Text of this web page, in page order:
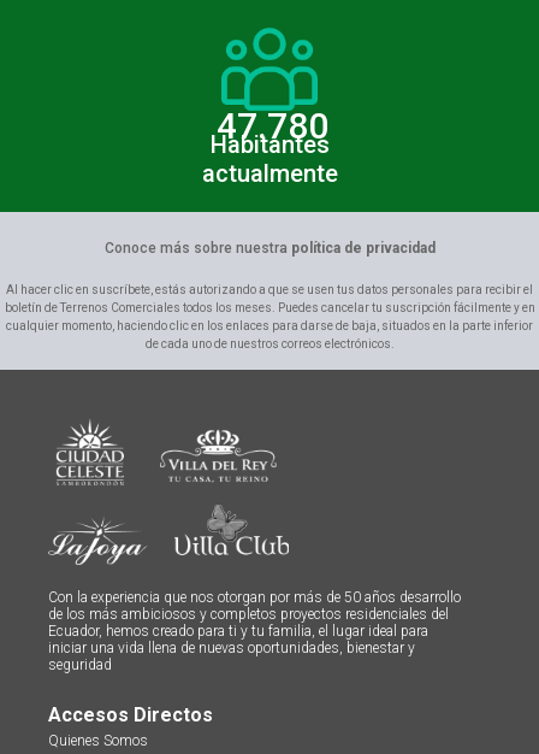
47.780
Habitantes
actualmente
Conoce más sobre nuestra política de privacidad
Al hacer clic en suscríbete, estás autorizando a que se usen tus datos personales para recibir el
boletín de Terrenos Comerciales todos los meses. Puedes cancelar tu suscripción fácilmente y en
cualquier momento, haciendo clic en los enlaces para darse de baja, situados en la parte inferior
de cada uno de nuestros correos electrónicos.
Con la experiencia que nos otorgan por más de 50 años desarrollo
de los más ambiciosos y completos proyectos residenciales del
Ecuador, hemos creado para ti y tu familia, el lugar ideal para
iniciar una vida llena de nuevas oportunidades, bienestar y
seguridad
Accesos Directos
Quienes Somos